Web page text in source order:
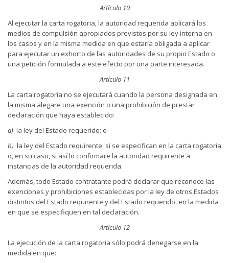
Artículo 10
Al ejecutar la carta rogatoria, la autoridad requerida aplicará los
medios de compulsión apropiados previstos por su ley interna en
los casos y en la misma medida en que estaría obligada a aplicar
para ejecutar un exhorto de las autoridades de su propio Estado o
una petición formulada a este efecto por una parte interesada.
Artículo 11
La carta rogatoria no se ejecutará cuando la persona designada en
la misma alegare una exención o una prohibición de prestar
declaración que haya establecido:
a) la ley del Estado requerido; o
b) la ley del Estado requirente, si se especifican en la carta rogatoria
o, en su caso, si así lo confirmare la autoridad requirente a
instancias de la autoridad requerida.
Además, todo Estado contratante podrá declarar que reconoce las
exenciones y prohibiciones establecidas por la ley de otros Estados
distintos del Estado requirente y del Estado requerido, en la medida
en que se especifiquen en tal declaración.
Artículo 12
La ejecución de la carta rogatoria sólo podrá denegarse en la
medida en que: